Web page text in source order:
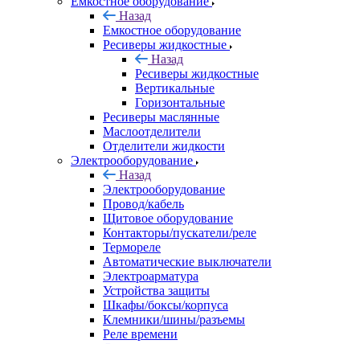
Назад
Емкостное оборудование
Ресиверы жидкостные
Назад
Ресиверы жидкостные
Вертикальные
Горизонтальные
Ресиверы маслянные
Маслоотделители
Отделители жидкости
Электрооборудование
Назад
Электрооборудование
Провод/кабель
Щитовое оборудование
Контакторы/пускатели/реле
Термореле
Автоматические выключатели
Электроарматура
Устройства защиты
Шкафы/боксы/корпуса
Клемники/шины/разъемы
Реле времени